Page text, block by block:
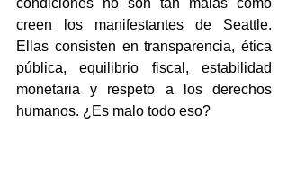
creen los manifestantes de Seattle.
Ellas consisten en transparencia, ética
pública, equilibrio fiscal, estabilidad
monetaria y respeto a los derechos
humanos. ¿Es malo todo eso?